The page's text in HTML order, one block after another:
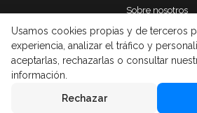
Sobre nosotros
Usamos cookies propias y de terceros
experiencia, analizar el tráfico y
aceptarlas, rechazarlas o consultar
información.
Rechazar